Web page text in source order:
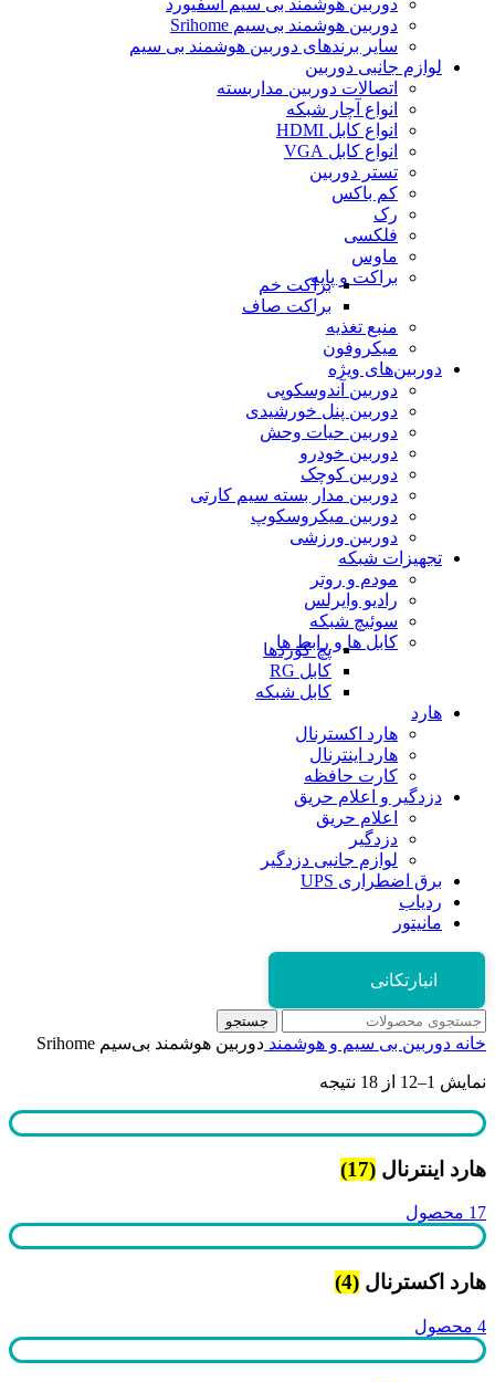
دوربین هوشمند بی سیم اسفیورد
دوربین هوشمند بی‌سیم Srihome
سایر برندهای دوربین هوشمند بی سیم
لوازم جانبی دوربین
اتصالات دوربین مداربسته
انواع آچار شبکه
انواع کابل HDMI
انواع کابل VGA
تستر دوربین
کم باکس
رک
فلکسی
ماوس
براکت و پایهبراکت خم
براکت صاف
منبع تغذیه
میکروفون
دوربین‌های ویژه
دوربین آندوسکوپی
دوربین پنل خورشیدی
دوربین حیات وحش
دوربین خودرو
دوربین کوچک
دوربین مدار بسته سیم کارتی
دوربین میکروسکوپ
دوربین ورزشی
تجهیزات شبکه
مودم و روتر
رادیو وایرلس
سوئیچ شبکه
کابل ها و رابط ها
پچ کوردها
کابل RG
کابل شبکه
هارد
هارد اکسترنال
هارد اینترنال
کارت حافظه
دزدگیر و اعلام حریق
اعلام حریق
دزدگیر
لوازم جانبی دزدگیر
برق اضطراری UPS
ردیاب
مانیتور
انبارتکانی
جستجو
خانه دوربین بی سیم و هوشمند دوربین هوشمند بی‌سیم Srihome
نمایش 1–12 از 18 نتیجه
هارد اینترنال (17)
17 محصول
هارد اکسترنال (4)
4 محصول